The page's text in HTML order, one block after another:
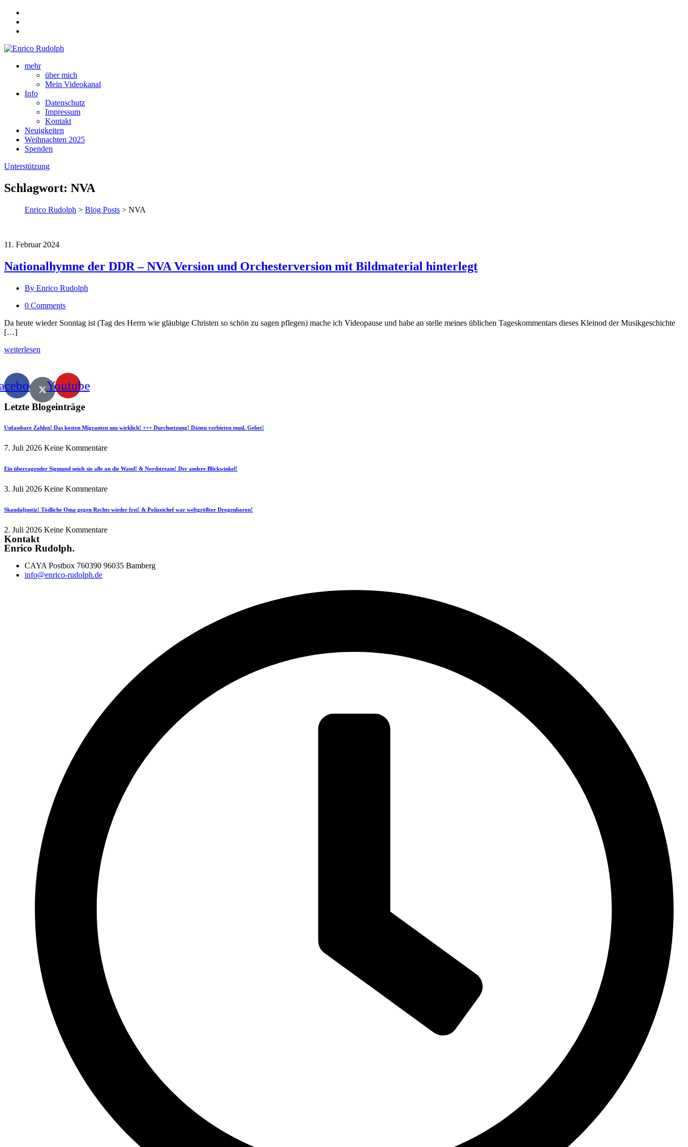
mehr
über mich
Mein Videokanal
Info
Datenschutz
Impressum
Kontakt
Neuigkeiten
Weihnachten 2025
Spenden
Unterstützung
Schlagwort: NVA
Enrico Rudolph > Blog Posts > NVA
11. Februar 2024
Nationalhymne der DDR – NVA Version und Orchesterversion mit Bildmaterial hinterlegt
By Enrico Rudolph
0 Comments
Da heute wieder Sonntag ist (Tag des Herrn wie gläubige Christen so schön zu sagen pflegen) mache ich Videopause und habe an stelle meines üblichen Tageskommentars dieses Kleinod der Musikgeschichte
[…]
weiterlesen
Youtube
Letzte Blogeinträge
Unfassbare Zahlen! Das kosten Migranten uns wirklich! +++ Durchsetzung! Dänen verbieten musl. Gebet!
7. Juli 2026 Keine Kommentare
Ein überragender Sigmund spielt sie alle an die Wand! & Nordstream! Der andere Blickwinkel!
3. Juli 2026 Keine Kommentare
Skandaljustiz! Tödliche Oma gegen Rechts wieder frei! & Polizeichef war weltgrößter Drogenbaron!
2. Juli 2026 Keine Kommentare
Kontakt
Enrico Rudolph.
CAYA Postbox 760390 96035 Bamberg
info@enrico-rudolph.de